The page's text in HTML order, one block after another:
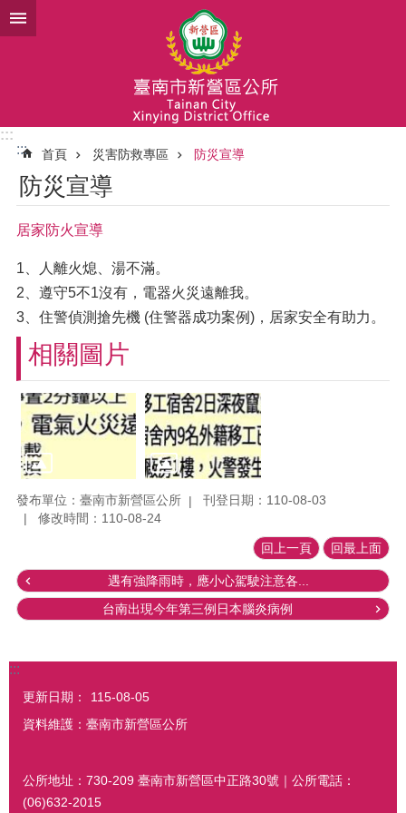
跳到主要內容區塊
:::
:::
首頁 災害防救專區 防災宣導
防災宣導
居家防火宣導
1、人離火熄、湯不滿。
2、遵守5不1沒有，電器火災遠離我。
3、住警偵測搶先機 (住警器成功案例)，居家安全有助力。
相關圖片
發布單位：臺南市新營區公所
刊登日期：110-08-03
修改時間：110-08-24
回上一頁 回最上面
遇有強降雨時，應小心駕駛注意各...
台南出現今年第三例日本腦炎病例
:::
更新日期：
115-08-05
資料維護：臺南市新營區公所
公所地址：730-209 臺南市新營區中正路30號｜公所電話：
(06)632-2015